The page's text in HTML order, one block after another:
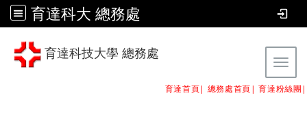
育達科大 總務處
育達科技大學 總務處
育達首頁| 總務處首頁| 育達粉絲團|